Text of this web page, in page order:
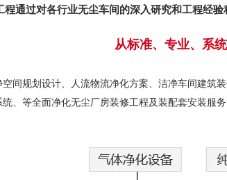
程通过对各行业无尘车间的深入研究和工程经
从标准、专业、系
间规划设计、人流物流净化方案、 洁净车间建筑
统、等全面净化无尘厂房装修工程及装配套安装服务.